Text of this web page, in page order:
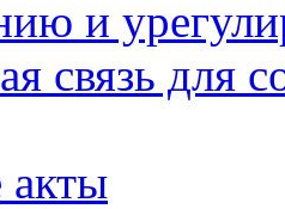
и
связь для
акты